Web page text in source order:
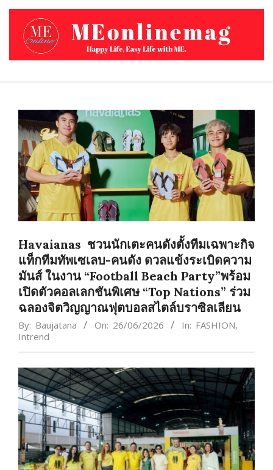
Skip
content
Primary
Havaianas ชวนนักเตะคนดังตั้งทีมเฉพาะกิจ
แท็กทีมทัพเซเลบ-คนดัง ดวลแข้งระเบิดความ
มันส์ ในงาน “Football Beach Party”พร้อม
เปิดตัวคอลเลกชันพิเศษ “Top Nations” ร่วม
ฉลองจิตวิญญาณฟุตบอลสไตล์บราซิลเลียน
By: Baujatana On: 26/06/2026 In: FASHION,
Intrend